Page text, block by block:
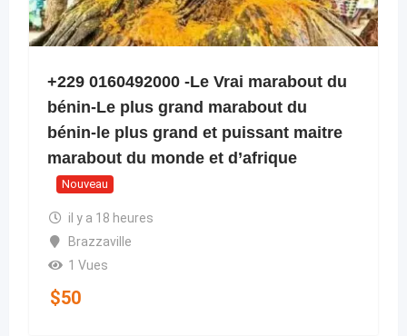
+229 0160492000 -Le Vrai marabout du
bénin-Le plus grand marabout du
bénin-le plus grand et puissant maitre
marabout du monde et d’afrique
Nouveau
il y a 18 heures
Brazzaville
1 Vues
$50